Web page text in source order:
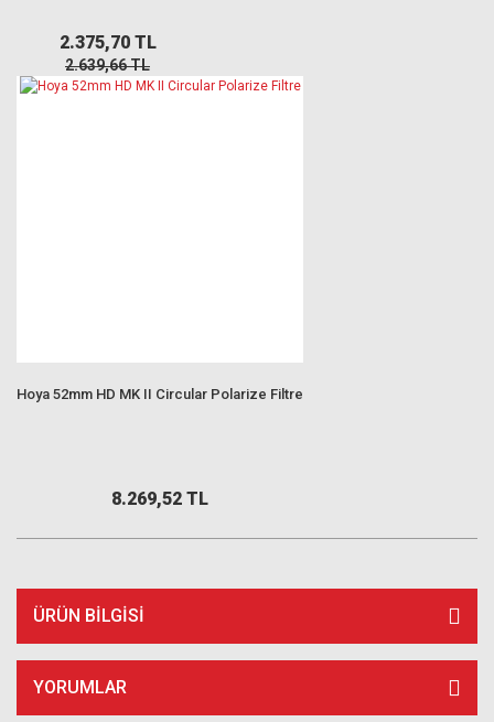
2.375,70 TL
2.639,66 TL
Hoya 52mm HD MK II Circular Polarize Filtre
8.269,52 TL
ÜRÜN BILGISI
YORUMLAR